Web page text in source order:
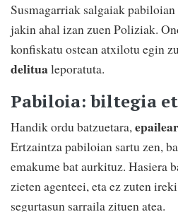
Susmagarriak salgaiak
jakin ahal izan zuen Poliziak.
konfiskatu ostean atxilotu egin
delitualeporatuta.
Pabiloia: biltegia
Handik ordu batzuetara,
Ertzaintza pabiloian sartu zen,
emakume bat aurkituz. Hasiera
zieten agenteei, eta ez zuten
segurtasun sarraila zituen atea.